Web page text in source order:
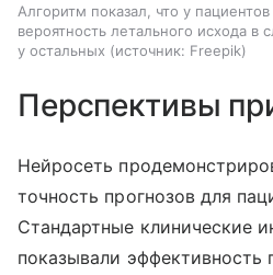
Алгоритм показал, что у
вероятность летального исхода
у остальных
источник: Freepik
Перспективы
Нейросеть
точность прогнозов для
Стандартные клинические
показывали